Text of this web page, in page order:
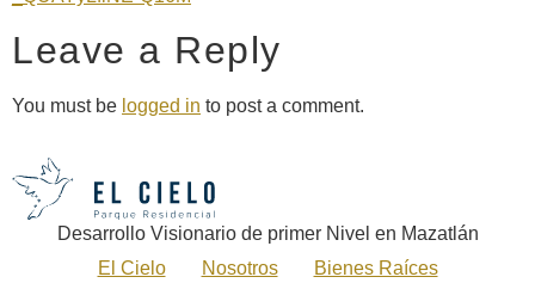
Leave a Reply
You must be logged in to post a comment.
Desarrollo Visionario de primer Nivel en Mazatlán
El Cielo
Nosotros
Bienes Raíces